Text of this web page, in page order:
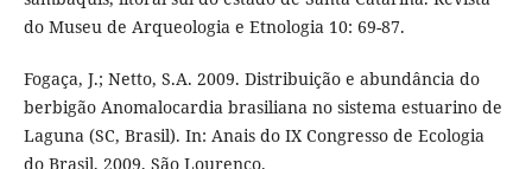
do Museu de Arqueologia e Etnologia 10: 69-87.
Fogaça, J.; Netto, S.A. 2009. Distribuição e abundância do
berbigão Anomalocardia brasiliana no sistema estuarino de
Laguna (SC, Brasil). In: Anais do IX Congresso de Ecologia
do Brasil, 2009, São Lourenço.